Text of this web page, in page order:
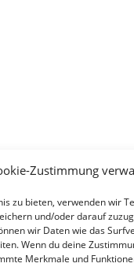
Zustimmung
zu bieten, verwenden wir
und/oder darauf
wir Daten wie das
Wenn du deine
Merkmale und